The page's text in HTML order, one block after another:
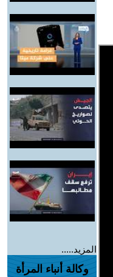
المزيد.....
وكالة أنباء المرأة